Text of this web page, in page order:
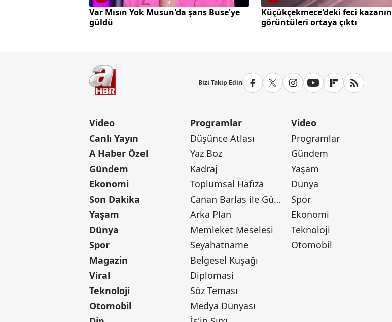
Var Mısın Yok Musun'da şans Buse'ye
güldü
Küçükçekmece'deki feci kazanın
görüntüleri ortaya çıktı
Bizi Takip Edin
Video
Canlı Yayın
A Haber Özel
Gündem
Ekonomi
Son Dakika
Yaşam
Dünya
Spor
Magazin
Viral
Teknoloji
Otomobil
Programlar
Düşünce Atlası
Yaz Boz
Kadraj
Toplumsal Hafıza
Canan Barlas ile Gündem
Arka Plan
Memleket Meselesi
Seyahatname
Belgesel Kuşağı
Diplomasi
Söz Teması
Medya Dünyası
Video
Programlar
Gündem
Yaşam
Dünya
Spor
Ekonomi
Teknoloji
Otomobil